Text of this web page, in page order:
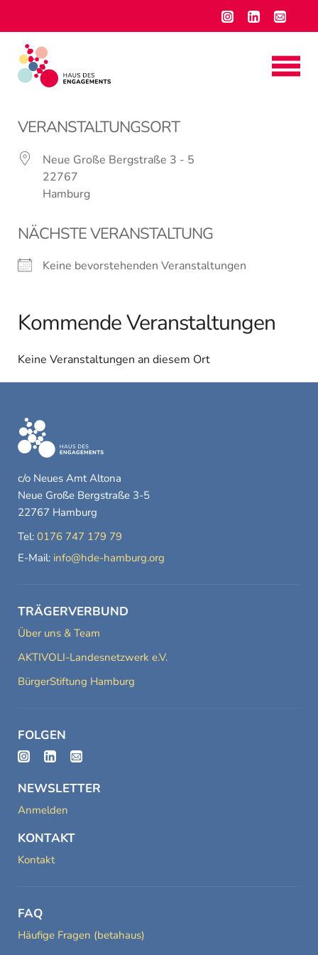
VERANSTALTUNGSORT
Neue Große Bergstraße 3 - 5
22767
Hamburg
NÄCHSTE VERANSTALTUNG
Keine bevorstehenden Veranstaltungen
Kommende Veranstaltungen
Keine Veranstaltungen an diesem Ort
c/o Neues Amt Altona
Neue Große Bergstraße 3-5
22767 Hamburg
Tel: 0176 747 179 79
E-Mail: info@hde-hamburg.org
TRÄGERVERBUND
Über uns & Team
AKTIVOLI-Landesnetzwerk e.V.
BürgerStiftung Hamburg
FOLGEN
NEWSLETTER
Anmelden
KONTAKT
Kontakt
FAQ
Häufige Fragen (betahaus)